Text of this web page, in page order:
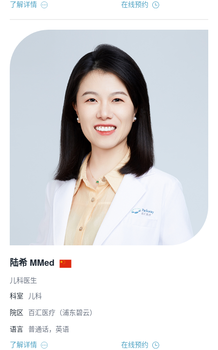
了解详情 在线预约
陆希 MMed
儿科医生
科室
儿科
院区 百汇医疗（浦东碧云）
语言 普通话，英语
了解详情
在线预约